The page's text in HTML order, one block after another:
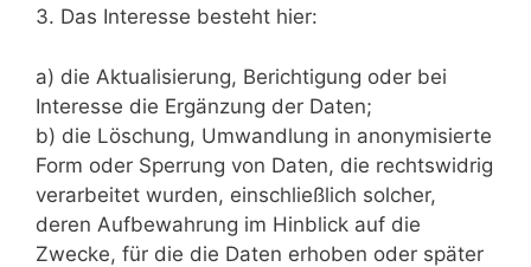
3. Das Interesse besteht hier:
a) die Aktualisierung, Berichtigung oder bei
Interesse die Ergänzung der Daten;
b) die Löschung, Umwandlung in anonymisierte
Form oder Sperrung von Daten, die rechtswidrig
verarbeitet wurden, einschließlich solcher,
deren Aufbewahrung im Hinblick auf die
Zwecke, für die die Daten erhoben oder später